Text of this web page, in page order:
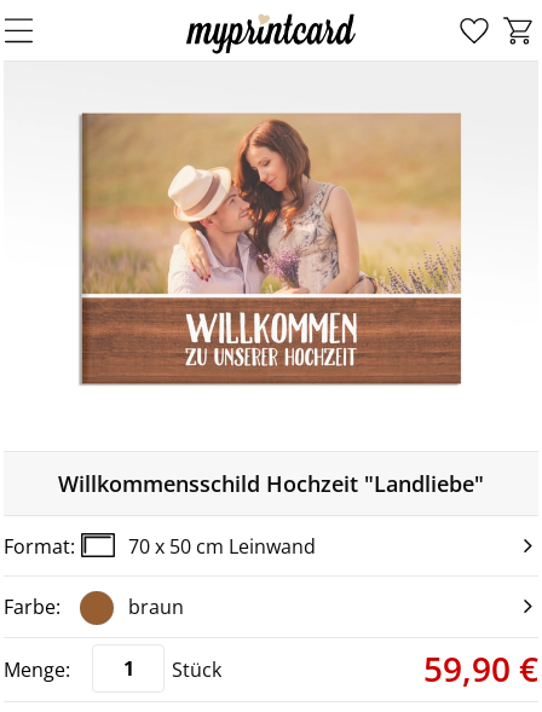
Willkommensschild Hochzeit "Landliebe"
70 x 50 cm Leinwand
braun
Stück 59,90 €